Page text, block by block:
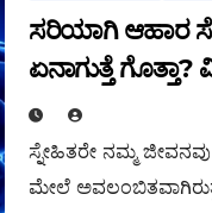
ಸರಿಯಾಗಿ ಆಹಾರ
ಏನಾಗುತ್ತೆ
ಈ ಸತ್ಯ ನಿಮ್ಮನ್ನು
ಸ್ನೇಹಿತರೇ ನಮ್ಮ
ಮೇಲೆ